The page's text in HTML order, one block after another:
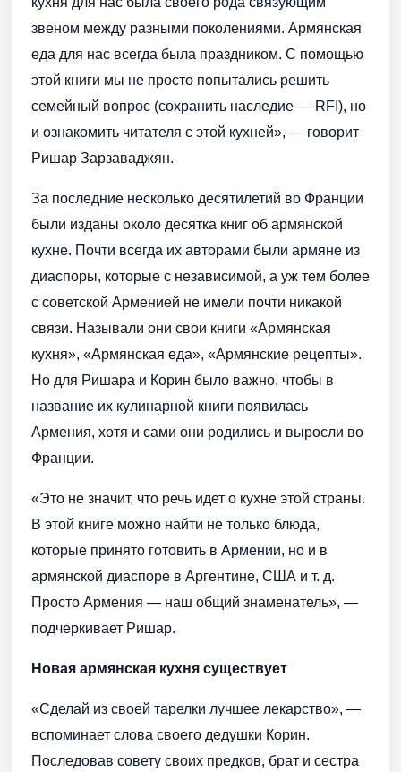
звеном между разными поколениями. Армянская
еда для нас всегда была праздником. С помощью
этой книги мы не просто попытались решить
семейный вопрос (сохранить наследие — RFI), но
и ознакомить читателя с этой кухней», — говорит
Ришар Зарзаваджян.
За последние несколько десятилетий во Франции
были изданы около десятка книг об армянской
кухне. Почти всегда их авторами были армяне из
диаспоры, которые с независимой, а уж тем более
с советской Арменией не имели почти никакой
связи. Называли они свои книги «Армянская
кухня», «Армянская еда», «Армянские рецепты».
Но для Ришара и Корин было важно, чтобы в
название их кулинарной книги появилась
Армения, хотя и сами они родились и выросли во
Франции.
«Это не значит, что речь идет о кухне этой страны.
В этой книге можно найти не только блюда,
которые принято готовить в Армении, но и в
армянской диаспоре в Аргентине, США и т. д.
Просто Армения — наш общий знаменатель», —
подчеркивает Ришар.
Новая армянская кухня существует
«Сделай из своей тарелки лучшее лекарство», —
вспоминает слова своего дедушки Корин.
Последовав совету своих предков, брат и сестра